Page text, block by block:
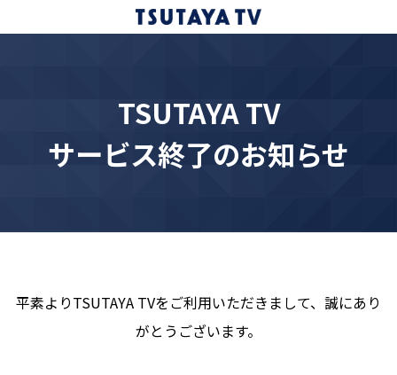
TSUTAYA TV
サービス終了のお知らせ
平素よりTSUTAYA TVをご利用いただきまして、誠にあり
がとうございます。